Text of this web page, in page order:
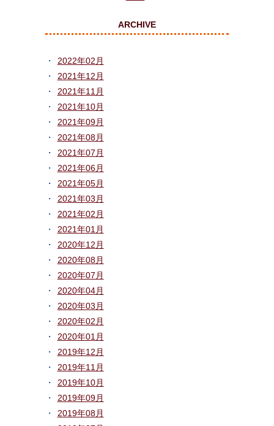
ARCHIVE
2022年02月
2021年12月
2021年11月
2021年10月
2021年09月
2021年08月
2021年07月
2021年06月
2021年05月
2021年03月
2021年02月
2021年01月
2020年12月
2020年08月
2020年07月
2020年04月
2020年03月
2020年02月
2020年01月
2019年12月
2019年11月
2019年10月
2019年09月
2019年08月